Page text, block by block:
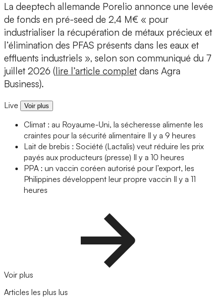
La deeptech allemande Porelio annonce une levée
de fonds en pré-seed de 2,4 M€ « pour
industrialiser la récupération de métaux précieux et
l’élimination des PFAS présents dans les eaux et
effluents industriels », selon son communiqué du 7
juillet 2026 (lire l’article complet dans Agra
Business).
Live Voir plus
Climat : au Royaume-Uni, la sécheresse alimente les
craintes pour la sécurité alimentaire Il y a 9 heures
Lait de brebis : Société (Lactalis) veut réduire les prix
payés aux producteurs (presse) Il y a 10 heures
PPA : un vaccin coréen autorisé pour l’export, les
Philippines développent leur propre vaccin Il y a 11
heures
Voir plus
Articles les plus lus